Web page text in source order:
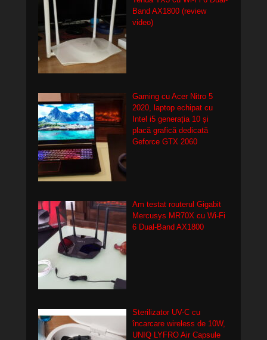
Band AX1800 (review
video)
Gaming cu Acer Nitro 5
2020, laptop echipat cu
Intel i5 generația 10 și
placă grafică dedicată
Geforce GTX 2060
Am testat routerul Gigabit
Mercusys MR70X cu Wi-Fi
6 Dual-Band AX1800
Sterilizator UV-C cu
încarcare wireless de 10W,
UNIQ LYFRO Air Capsule